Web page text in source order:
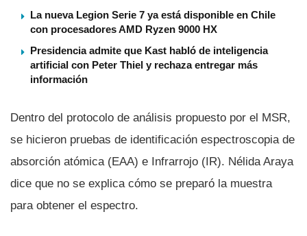
La nueva Legion Serie 7 ya está disponible en Chile
con procesadores AMD Ryzen 9000 HX
Presidencia admite que Kast habló de inteligencia
artificial con Peter Thiel y rechaza entregar más
información
Dentro del protocolo de análisis propuesto por el MSR,
se hicieron pruebas de identificación espectroscopia de
absorción atómica (EAA) e Infrarrojo (IR). Nélida Araya
dice que no se explica cómo se preparó la muestra
para obtener el espectro.